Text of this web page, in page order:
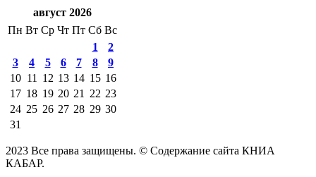
август 2026
Пн Вт Ср Чт Пт Сб Вс
1
2
3
4 5 6 7 8
9
10 11 12 13 14 15 16
17 18 19 20 21 22 23
24 25 26 27 28 29 30
31
2023 Все права защищены. © Содержание сайта КНИА
КАБАР.